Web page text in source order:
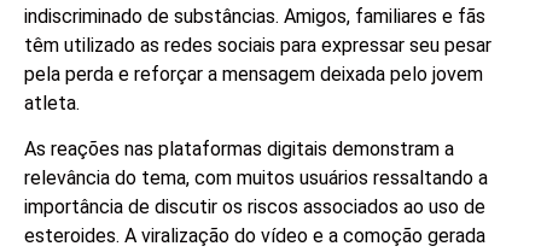
indiscriminado de substâncias. Amigos, familiares e fãs
têm utilizado as redes sociais para expressar seu pesar
pela perda e reforçar a mensagem deixada pelo jovem
atleta.
As reações nas plataformas digitais demonstram a
relevância do tema, com muitos usuários ressaltando a
importância de discutir os riscos associados ao uso de
esteroides. A viralização do vídeo e a comoção gerada